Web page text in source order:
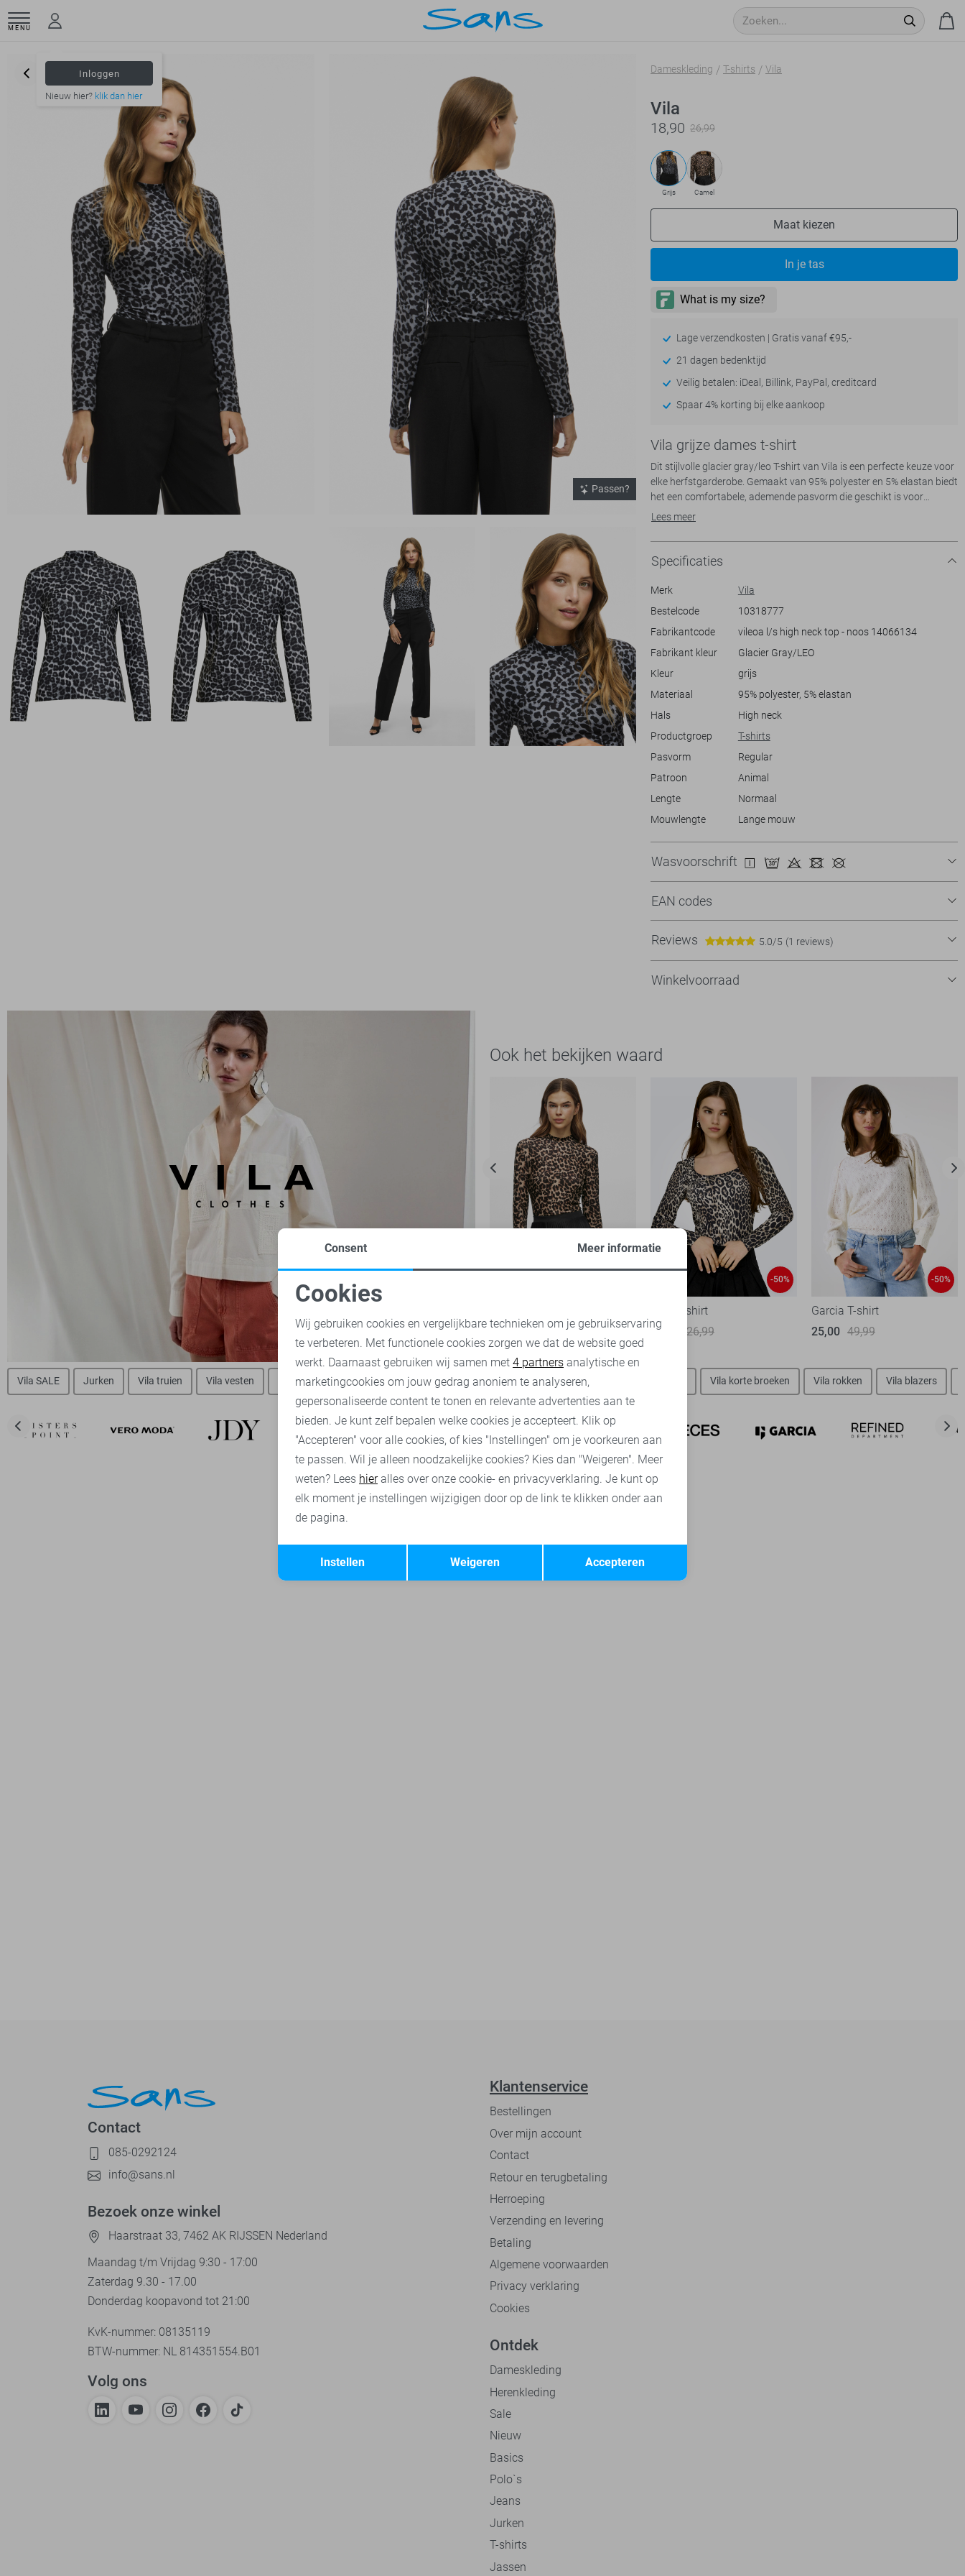
MENU
Inloggen
Nieuw hier? klik dan hier
Passen?
Dameskleding T-shirts Vila
Vila
18,90 26,99
Grijs Camel
Maat kiezen
In je tas
Lage verzendkosten | Gratis vanaf €95,-
21 dagen bedenktijd
Veilig betalen: iDeal, Billink, PayPal, creditcard
Spaar 4% korting bij elke aankoop
Vila grijze dames t-shirt
Dit stijlvolle glacier gray/leo T-shirt van Vila is een perfecte keuze voor
elke herfstgarderobe. Gemaakt van 95% polyester en 5% elastan biedt
het een comfortabele, ademende pasvorm die geschikt is voor
dagelijks gebruik. Het opvallende animal print patroon gecombineerd
eigentijdse en verfijnde look. De regular fit maakt dit T-shirt ideaal voor
een casual dagje uit of een informele bijeenkomst met vrienden.
De nette, normale lengte van het Vila T-shirt maakt het eenvoudig te
combineren met verschillende stijlen, van een chique rok tot een
trekt, dit T-shirt past bij elke gelegenheid en geeft je een vleugje stijl
zonder in te boeten op comfort. Het is een veelzijdig kledingstuk dat je
het hele seizoen door kunt dragen, en waarvan je zeker weet dat het
Lees meer
Specificaties
Merk
Vila
Bestelcode
10318777
Fabrikantcode
vileoa l/s high neck top - noos 14066134
Fabrikant kleur
Glacier Gray/LEO
Kleur
grijs
Materiaal
95% polyester, 5% elastan
Hals
High neck
Productgroep
T-shirts
Pasvorm
Regular
Patroon
Animal
Lengte
Normaal
Mouwlengte
Lange mouw
Wasvoorschrift
EAN codes
Reviews 5.0/5 (1 reviews)
Winkelvoorraad
Ook het bekijken waard
18,90
26,99
-50%
Only T-shirt
13,50
26,99
-50%
Garcia T-shirt
25,00 49,99
Vila SALE Jurken Vila truien Vila vesten Vila blouses Vila t-shirts Vila jassen Vila broeken Vila tops Vila korte broeken Vila rokken Vila blazers
Contact
085-0292124
info@sans.nl
Bezoek onze winkel
Haarstraat 33, 7462 AK RIJSSEN Nederland
Maandag t/m Vrijdag 9:30 - 17:00
Zaterdag 9.30 - 17.00
Donderdag koopavond tot 21:00
KvK-nummer: 08135119
BTW-nummer: NL 814351554.B01
Volg ons
Klantenservice
Bestellingen
Over mijn account
Contact
Retour en terugbetaling
Herroeping
Verzending en levering
Betaling
Algemene voorwaarden
Privacy verklaring
Cookies
Ontdek
Dameskleding
Herenkleding
Sale
Nieuw
Basics
Polo`s
Jeans
Jurken
T-shirts
Jassen
Noodzakelijke cookies
Analytische cookies Marketing cookies
Terug Opslaan
Consent Meer informatie
Cookies
Wij gebruiken cookies en vergelijkbare technieken om je gebruikservaring
te verbeteren. Met functionele cookies zorgen we dat de website goed
werkt. Daarnaast gebruiken wij samen met 4 partners analytische en
marketingcookies om jouw gedrag anoniem te analyseren,
gepersonaliseerde content te tonen en relevante advertenties aan te
bieden. Je kunt zelf bepalen welke cookies je accepteert. Klik op
"Accepteren" voor alle cookies, of kies "Instellingen" om je voorkeuren aan
te passen. Wil je alleen noodzakelijke cookies? Kies dan "Weigeren". Meer
weten? Lees hieralles over onze cookie- en privacyverklaring. Je kunt op
elk moment je instellingen wijzigigen door op de link te klikken onder aan
de pagina.
Accepteren
Weigeren
Instellen